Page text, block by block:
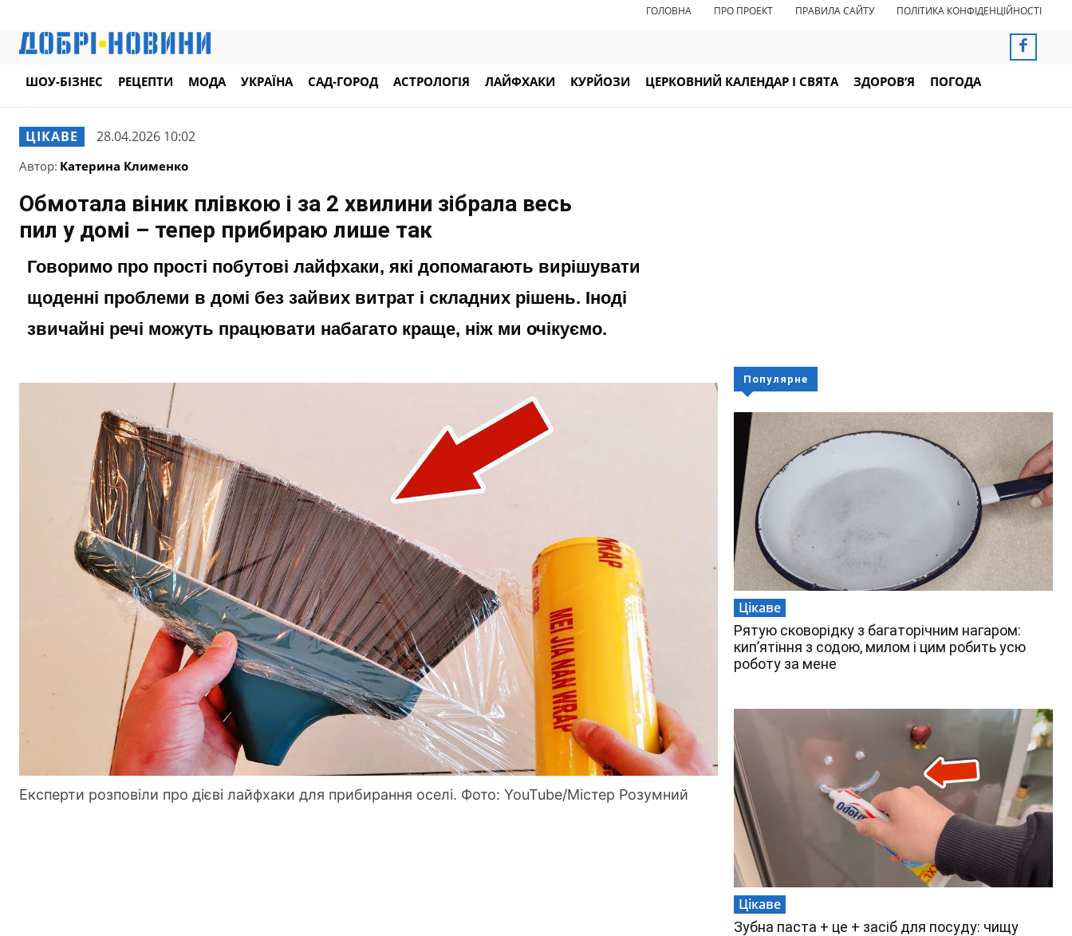
ГОЛОВНА ПРО ПРОЕКТ ПРАВИЛА САЙТУ ПОЛІТИКА КОНФІДЕНЦІЙНОСТІ
ШОУ-БІЗНЕС РЕЦЕПТИ МОДА УКРАЇНА САД-ГОРОД АСТРОЛОГІЯ ЛАЙФХАКИ КУРЙОЗИ ЦЕРКОВНИЙ КАЛЕНДАР І СВЯТА ЗДОРОВ’Я ПОГОДА
ЦІКАВЕ 28.04.2026 10:02
Автор: Катерина Клименко
Обмотала віник плівкою і за 2 хвилини зібрала весь
пил у домі – тепер прибираю лише так
Говоримо про прості побутові лайфхаки, які допомагають вирішувати
щоденні проблеми в домі без зайвих витрат і складних рішень. Іноді
звичайні речі можуть працювати набагато краще, ніж ми очікуємо.
Експерти розповіли про дієві лайфхаки для прибирання оселі. Фото: YouTube/Містер Розумний
Популярне
Цікаве
Рятую сковорідку з багаторічним нагаром:
кип’ятіння з содою, милом і цим робить усю
роботу за мене
Цікаве
Зубна паста + це + засіб для посуду: чищу